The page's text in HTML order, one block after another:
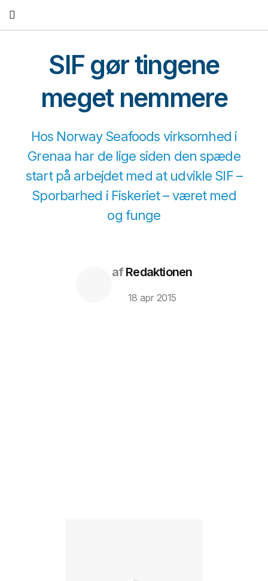
SIF gør tingene
meget nemmere
Hos Norway Seafoods virksomhed i
Grenaa har de lige siden den spæde
start på arbejdet med at udvikle SIF –
Sporbarhed i Fiskeriet – været med
og funge
afRedaktionen
18 apr 2015